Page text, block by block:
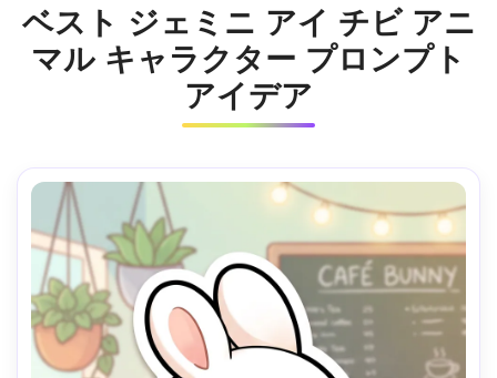
ベスト ジェミニ アイ チビ アニ
マル キャラクター プロンプト
アイデア